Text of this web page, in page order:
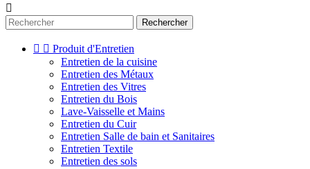

Rechercher
  Produit d'Entretien
Entretien de la cuisine
Entretien des Métaux
Entretien des Vitres
Entretien du Bois
Lave-Vaisselle et Mains
Entretien du Cuir
Entretien Salle de bain et Sanitaires
Entretien Textile
Entretien des sols